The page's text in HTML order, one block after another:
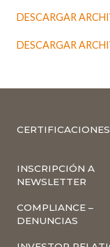
DESCARGAR
DESCARGAR
CERTIFICACIONES
INSCRIPCIÓN A
NEWSLETTER
COMPLIANCE –
DENUNCIAS